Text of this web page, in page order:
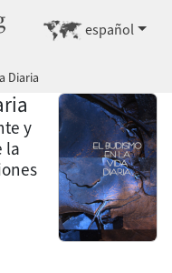
dhammatalks.org
Ir a otro
español
Diaria
y
la